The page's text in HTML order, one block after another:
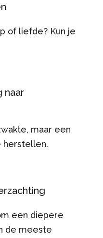
of liefde? Kun je
naar
maar een
herstellen.
een diepere
de meeste